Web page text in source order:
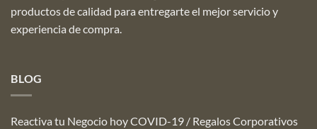
productos de calidad para entregarte el mejor servicio y
experiencia de compra.
BLOG
Reactiva tu Negocio hoy COVID-19 / Regalos Corporativos